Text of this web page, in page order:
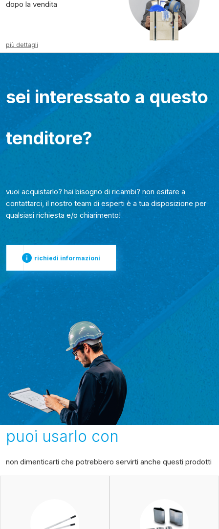
dopo la vendita
più dettagli
sei interessato a questo
tenditore?
vuoi acquistarlo? hai bisogno di ricambi? non esitare a
contattarci, il nostro team di esperti è a tua disposizione per
qualsiasi richiesta e/o chiarimento!
richiedi informazioni
puoi usarlo con
non dimenticarti che potrebbero servirti anche questi prodotti